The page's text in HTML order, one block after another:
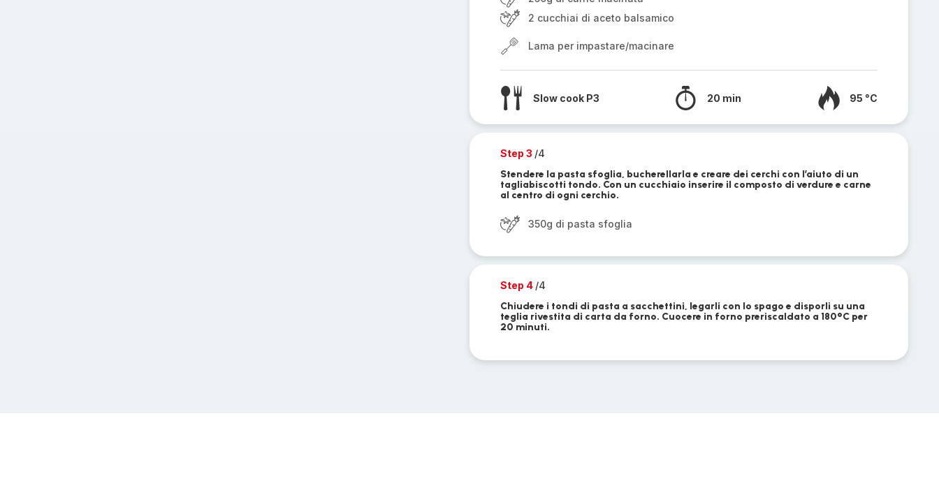
2 cucchiai di aceto balsamico
Lama per impastare/macinare
Slow cook P3 20 min 95 °C
Step 3 /4
Stendere la pasta sfoglia, bucherellarla e creare dei cerchi con l’aiuto di un
tagliabiscotti tondo. Con un cucchiaio inserire il composto di verdure e carne
al centro di ogni cerchio.
350g di pasta sfoglia
Step 4 /4
Chiudere i tondi di pasta a sacchettini, legarli con lo spago e disporli su una
teglia rivestita di carta da forno. Cuocere in forno preriscaldato a 180°C per
20 minuti.